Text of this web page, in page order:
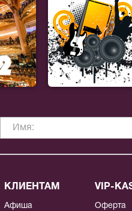
КЛИЕНТАМ
Афиша
VIP-
Оферта